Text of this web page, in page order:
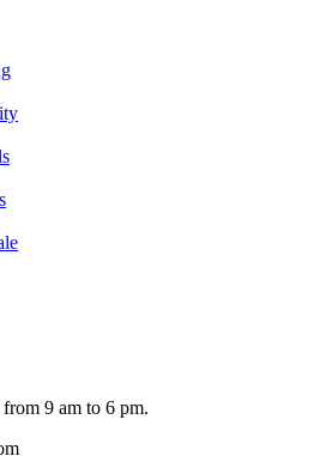
9 am to 6 pm.